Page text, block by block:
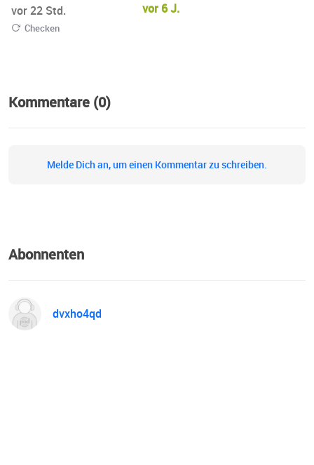
vor 22 Std.
Checken
vor 6 J.
Kommentare (0)
Melde Dich an, um einen Kommentar zu schreiben.
Abonnenten
dvxho4qd